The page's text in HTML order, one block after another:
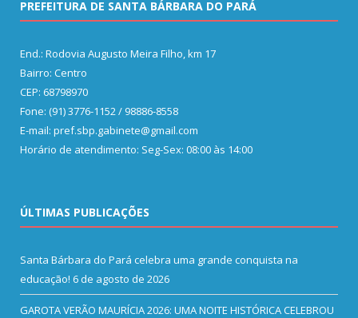
PREFEITURA DE SANTA BÁRBARA DO PARÁ
End.: Rodovia Augusto Meira Filho, km 17
Bairro: Centro
CEP: 68798970
Fone: (91) 3776-1152 / 98886-8558
E-mail: pref.sbp.gabinete@gmail.com
Horário de atendimento: Seg-Sex: 08:00 às 14:00
ÚLTIMAS PUBLICAÇÕES
Santa Bárbara do Pará celebra uma grande conquista na
educação! 6 de agosto de 2026
GAROTA VERÃO MAURÍCIA 2026: UMA NOITE HISTÓRICA CELEBROU